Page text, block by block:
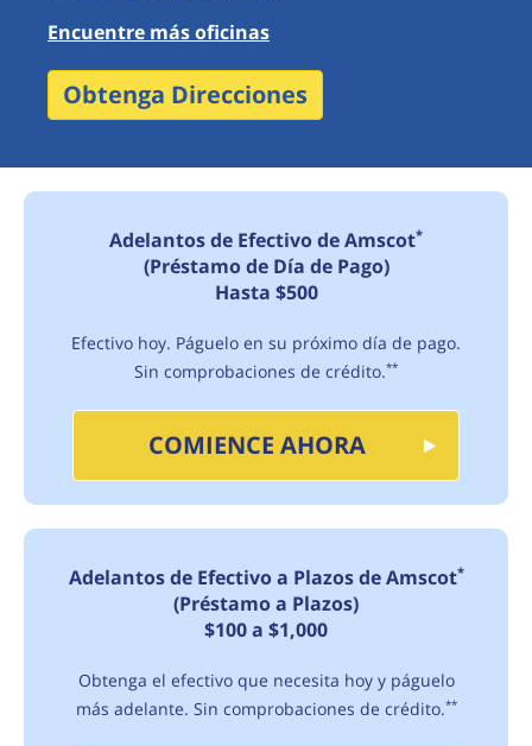
Encuentre más oficinas
Obtenga Direcciones
Adelantos de Efectivo de Amscot*
(Préstamo de Día de Pago)
Hasta $500
Efectivo hoy. Páguelo en su próximo día de pago.
Sin comprobaciones de crédito.**
COMIENCE AHORA
Adelantos de Efectivo a Plazos de Amscot*
(Préstamo a Plazos)
$100 a $1,000
Obtenga el efectivo que necesita hoy y páguelo
más adelante. Sin comprobaciones de crédito.**